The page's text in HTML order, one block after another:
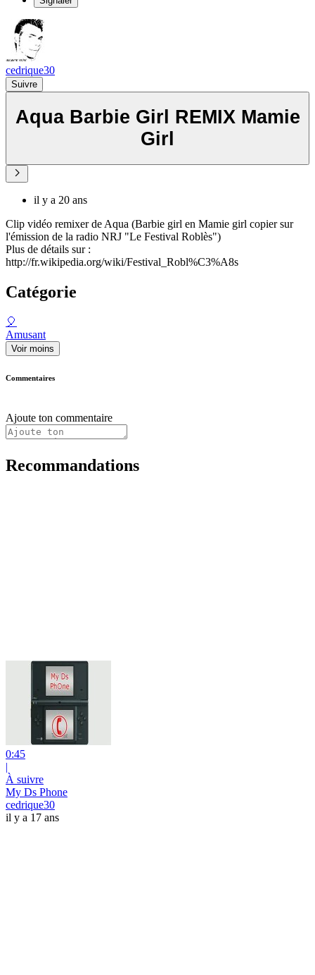
cedrique30
Suivre
Aqua Barbie Girl REMIX Mamie
Girl
il y a 20 ans
Clip vidéo remixer de Aqua (Barbie girl en Mamie girl copier sur
l'émission de la radio NRJ "Le Festival Roblès")
Plus de détails sur :
http://fr.wikipedia.org/wiki/Festival_Robl%C3%A8s
Catégorie
🎈
Amusant
Voir moins
Commentaires
Ajoute ton commentaire
Recommandations
0:45
|
À suivre
My Ds Phone
cedrique30
il y a 17 ans